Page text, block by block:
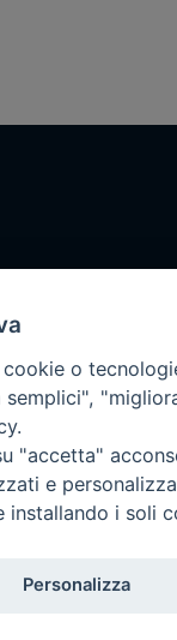
o
semplici",
"accetta"
e
installando i soli
Personalizza